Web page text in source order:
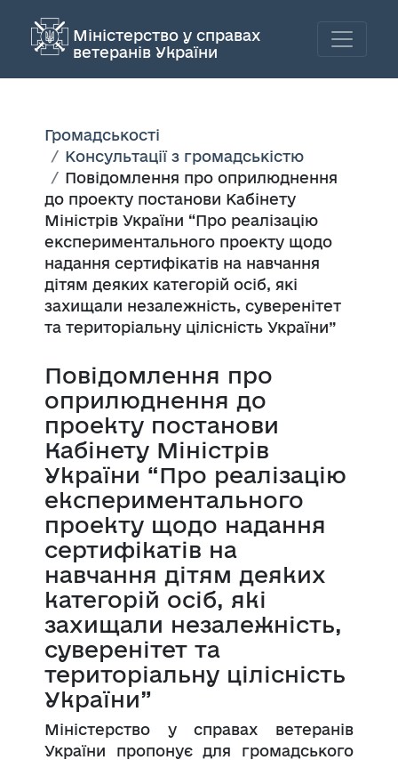
Міністерство у справах
ветеранів України
Громадськості
Консультації з громадськістю
Повідомлення про оприлюднення
до проекту постанови Кабінету
Міністрів України “Про реалізацію
експериментального проекту щодо
надання сертифікатів на навчання
дітям деяких категорій осіб, які
захищали незалежність, суверенітет
та територіальну цілісність України”
Повідомлення про
оприлюднення до
проекту постанови
Кабінету Міністрів
України “Про реалізацію
експериментального
проекту щодо надання
сертифікатів на
навчання дітям деяких
категорій осіб, які
захищали незалежність,
суверенітет та
територіальну цілісність
України”
Міністерство у справах ветеранів
України пропонує для громадського